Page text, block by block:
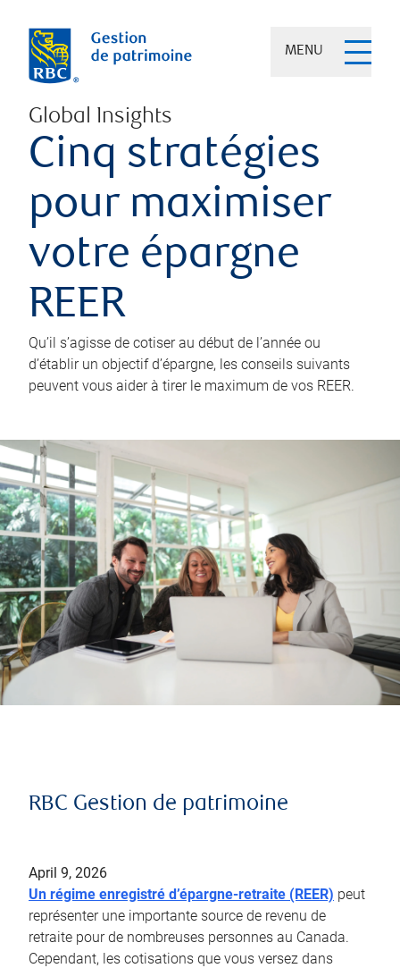
MENU
Global Insights
Cinq stratégies
pour maximiser
votre épargne
REER
Qu’il s’agisse de cotiser au début de l’année ou
d’établir un objectif d’épargne, les conseils suivants
peuvent vous aider à tirer le maximum de vos REER.
RBC Gestion de patrimoine
April 9, 2026
Un régime enregistré d’épargne-retraite (REER) peut
représenter une importante source de revenu de
retraite pour de nombreuses personnes au Canada.
Cependant, les cotisations que vous versez dans